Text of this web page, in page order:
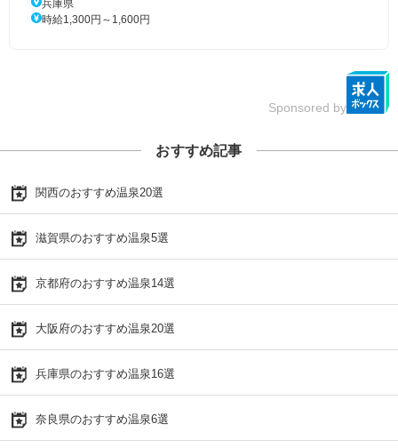
兵庫県
時給1,300円～1,600円
Sponsored by
おすすめ記事
関西のおすすめ温泉20選
滋賀県のおすすめ温泉5選
京都府のおすすめ温泉14選
大阪府のおすすめ温泉20選
兵庫県のおすすめ温泉16選
奈良県のおすすめ温泉6選